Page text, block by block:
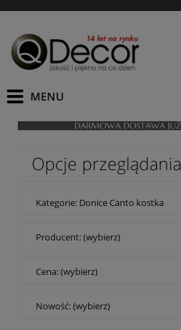
Opcje przeglądania
Kategorie: Donice Canto kostka
Producent: (wybierz)
Cena: (wybierz)
Nowość: (wybierz)